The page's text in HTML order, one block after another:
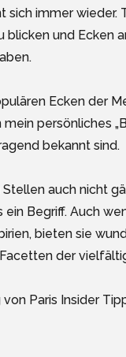
sich immer
blicken und Ecken
Ecken der
persönliches
bekannt sind.
auch nicht
ein Begriff. Auch
bieten sie
der
Paris Insider